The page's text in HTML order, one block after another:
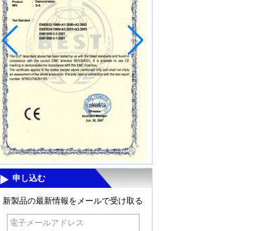
属探知器特徴 グラフィックターゲット
IDのカーソル（12セグメント） ディ
scriminationは：ノッチを許可/拒否しま
す 電子ピン...
Thermal imaging camera
Display:2.8" color display
Resolutiuon:60x60 Thermal
sensitivity:0.15'C Temperature
range:-20'C~300'C(-4'F- 572'F)
Measuring accuracy:+/-2% digit...
3.5 inch LCD screen for viewing
Display type: 3.5 inch TFT LCD display
(color) Screen resolution: QVGA
be adjusted Can not be adjusted, cont...
補聴器を保存するためのエイトMothods
申し込む
新製品の最新情報をメールで受け取る